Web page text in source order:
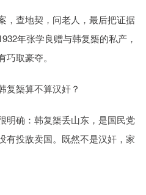
，查地契，问老人，最后把证据
年张学良赠与韩复榘的私产，
取豪夺。
复榘算不算汉奸？
明确：韩复榘丢山东，是国民党
有投敌卖国。既然不是汉奸，家